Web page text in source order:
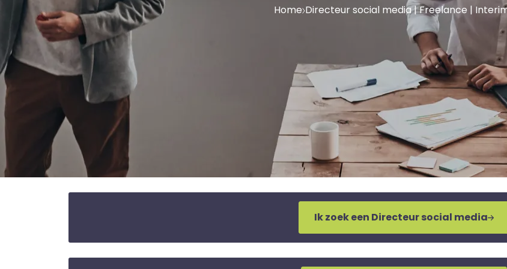
Home Directeur social media | Freelance |
Ik zoek een Directeur social media